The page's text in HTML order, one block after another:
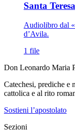
Santa
Audiolibro dal
d’Avila.
1 file
Don Leonardo Maria
Catechesi, prediche e
cattolica e al rito
Sostieni l’apostolato
Sezioni